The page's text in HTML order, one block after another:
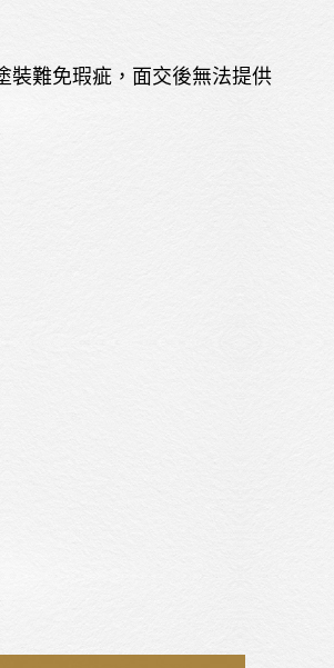
裝難免瑕疵，面交後無法提供